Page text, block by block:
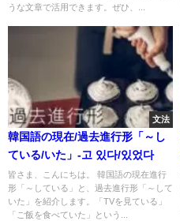
うな文章で活用できます。ぜひ、...
文法
韓国語の現在/過去進行形「～し
ている/いた」-고 있다/있었다
皆さま、こんにちは。 韓国語の現在進行
形「～している」と、過去進行形「～して
いた」を紹介します。「TVを見ている」
「ご飯を食べていた」という...